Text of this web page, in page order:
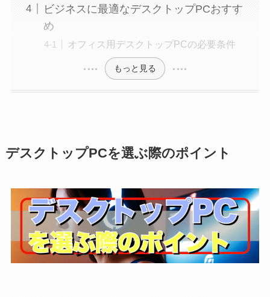
ビジネスに最適なデスクトップPCおすす
め
オフィス用デスクトップPCの必要条件
もっと見る
デスクトップPCを選ぶ際のポイント